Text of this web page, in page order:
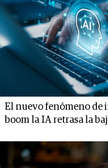
El nuevo fenómeno de
boom la IA retrasa la